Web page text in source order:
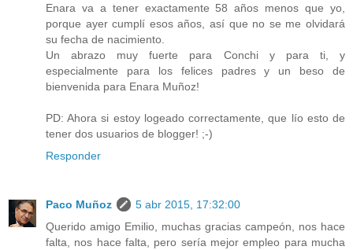
Enara va a tener exactamente 58 años menos que yo,
porque ayer cumplí esos años, así que no se me olvidará
su fecha de nacimiento.
Un abrazo muy fuerte para Conchi y para ti, y
especialmente para los felices padres y un beso de
bienvenida para Enara Muñoz!
PD: Ahora si estoy logeado correctamente, que lío esto de
tener dos usuarios de blogger! ;-)
Responder
Paco Muñoz
5 abr 2015, 17:32:00
Querido amigo Emilio, muchas gracias campeón, nos hace
falta, nos hace falta, pero sería mejor empleo para mucha